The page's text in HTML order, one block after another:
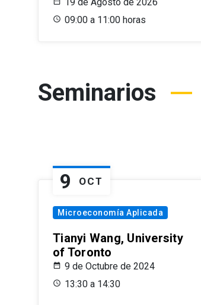
09:00 a 11:00 horas
Seminarios
9 OCT
Microeconomía Aplicada
Tianyi Wang, University
of Toronto
9 de Octubre de 2024
13:30 a 14:30